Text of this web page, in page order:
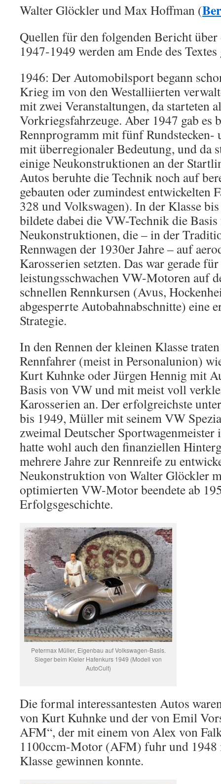
Walter Glöckler und Max Hoffman (
Quellen für den folgenden Bericht
1947-1949 werden am Ende des Textes
1946: Der Automobilsport begann
Krieg im von den Westalliierten
mit zwei Veranstaltungen, da starteten
Vorkriegsfahrzeuge. Aber 1947 gab es
Rennprogramm mit fünf Rundstecken-
mit überregionaler Bedeutung, und da
einige Neukonstruktionen an der
Autos beruhte die Technik noch auf
gebauten oder zumindest entwickelten
328 und Volkswagen). In der Klasse
bildete dabei die VW-Technik die
Neukonstruktionen, die – in der
Rennwagen der 1930er Jahre – auf
Karosserien setzten. Das war gerade
leistungsschwachen VW-Motoren auf
schnellen Rennkursen (Avus,
abgesperrte Autobahnabschnitte) eine
Strategie.
In den Rennen der kleinen Klasse
Rennfahrer (meist in Personalunion)
Kurt Kuhnke oder Jürgen Hennig mit
Basis von VW und mit meist voll
Karosserien an. Der erfolgreichste
bis 1949, Müller mit seinem VW
zweimal Deutscher
hatte wohl auch den finanziellen
mehrere Jahre zur Rennreife zu
Neukonstruktion von Walter Glöckler
optimierten VW-Motor beendete ab
Erfolgsgeschichte.
Petermax Müller, Eigenbau auf Volkswagen-Basis.
Sieger beim Kieler Hafenkurs 1949 (Modell von
AutoCult)
Die formal interessantesten Autos
von Kurt Kuhnke und der von Emil
AFM“, der mit einem von Alex von
1100ccm-Motor (AFM) fuhr und 1948
Klasse gewinnen konnte.